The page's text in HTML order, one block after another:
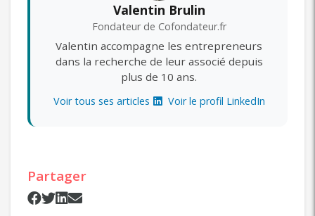
Valentin Brulin
Fondateur de Cofondateur.fr
Valentin accompagne les entrepreneurs
dans la recherche de leur associé depuis
plus de 10 ans.
Voir tous ses articles Voir le profil LinkedIn
Partager